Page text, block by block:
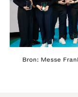
Bron: Messe